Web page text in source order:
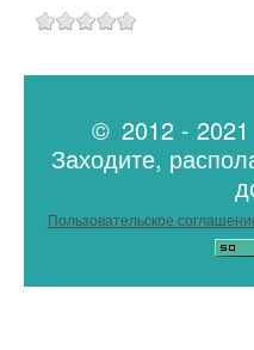
© 2012 - 2021
Заходите,
Пользовательское